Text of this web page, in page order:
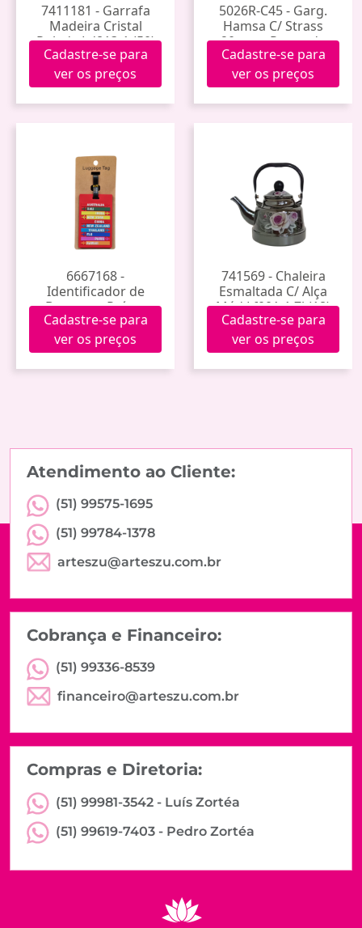
7411181 - Garrafa
Madeira Cristal
Rolada Ld813-1 (50)
Cadastre-se para
ver os preços
5026R-C45 - Garg.
Hamsa C/ Strass
20mm - Prateado
Corrente 45cm
Cadastre-se para
ver os preços
6667168 -
Identificador de
Bagagem Países
Mtag-03
Cadastre-se para
ver os preços
741569 - Chaleira
Esmaltada C/ Alça
Méd Lf001-1.7l (18)
Cadastre-se para
ver os preços
Atendimento ao Cliente:
(51) 99575-1695
(51) 99784-1378
arteszu@arteszu.com.br
Cobrança e Financeiro:
(51) 99336-8539
financeiro@arteszu.com.br
Compras e Diretoria:
(51) 99981-3542 - Luís Zortéa
(51) 99619-7403 - Pedro Zortéa